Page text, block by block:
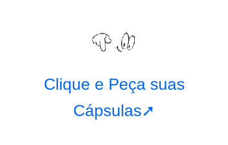
Clique e Peça suas
Cápsulas➚